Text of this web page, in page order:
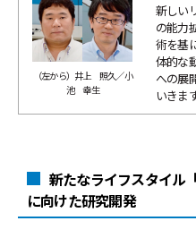
（左から）井上 照久／小
池 幸生
新しい
の能力
術を基
体的な
への展
いきます
新たなライフスタイル
に向けた研究開発